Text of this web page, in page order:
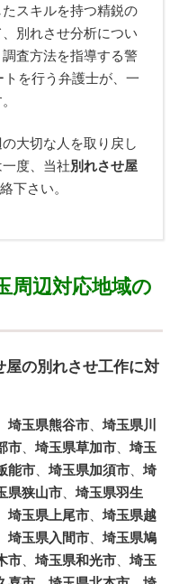
スキルを持つ精鋭の
別れさせ分析につい
査方法を指導する警
トを行う弁護士が、一
大切な人を取り戻し
度、当社別れさせ屋
下さい。
周辺対応地域の
の別れさせ工作に対
埼玉県熊谷市、 埼玉県川
市、 埼玉県草加市、 埼玉
能市、 埼玉県加須市、 埼
県狭山市、 埼玉県羽生
埼玉県上尾市、 埼玉県越
埼玉県入間市、 埼玉県鳩
市、 埼玉県和光市、 埼玉